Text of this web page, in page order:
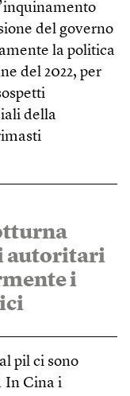
del governo
la politica
del 2022, per
della
autoritari
i
pil ci sono
In Cina i